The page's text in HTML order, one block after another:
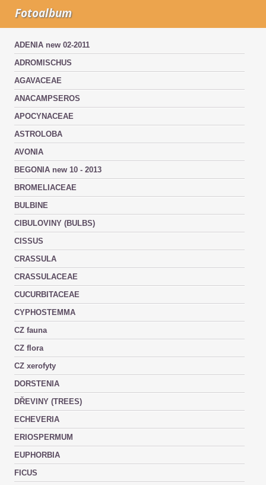
Fotoalbum
ADENIA new 02-2011
ADROMISCHUS
AGAVACEAE
ANACAMPSEROS
APOCYNACEAE
ASTROLOBA
AVONIA
BEGONIA new 10 - 2013
BROMELIACEAE
BULBINE
CIBULOVINY (BULBS)
CISSUS
CRASSULA
CRASSULACEAE
CUCURBITACEAE
CYPHOSTEMMA
CZ fauna
CZ flora
CZ xerofyty
DORSTENIA
DŘEVINY (TREES)
ECHEVERIA
ERIOSPERMUM
EUPHORBIA
FICUS